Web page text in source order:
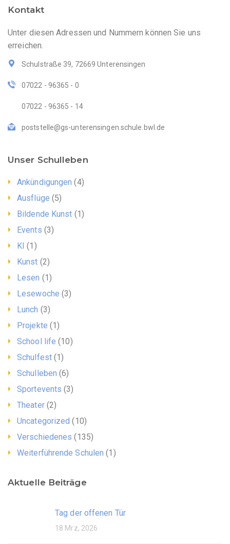
Kontakt
Unter diesen Adressen und Nummern können Sie uns
erreichen.
Schulstraße 39, 72669 Unterensingen
07022 - 96365 - 0
07022 - 96365 - 14
poststelle@gs-unterensingen.schule.bwl.de
Unser Schulleben
Ankündigungen (4)
Ausflüge (5)
Bildende Kunst (1)
Events (3)
KI (1)
Kunst (2)
Lesen (1)
Lesewoche (3)
Lunch (3)
Projekte (1)
School life (10)
Schulfest(1)
Schulleben (6)
Sportevents (3)
Theater(2)
Uncategorized (10)
Verschiedenes (135)
Weiterführende Schulen (1)
Aktuelle Beiträge
Tag der offenen Tür
18 Mrz, 2026